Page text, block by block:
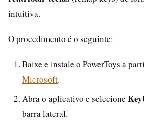
intuitiva.
O procedimento é o seguinte:
Baixe e instale o PowerToys a
Microsoft.
Abra o aplicativo e selecione
barra lateral.